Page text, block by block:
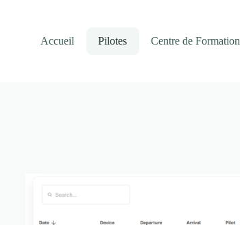
Accueil
Pilotes Centre de Formation